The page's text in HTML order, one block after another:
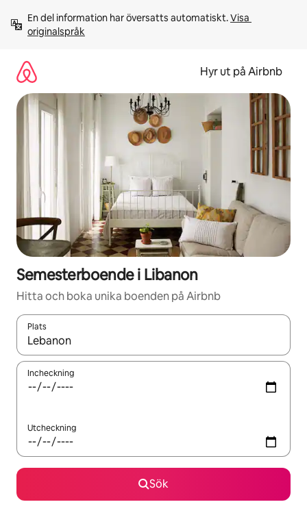
innehåll
En del information har översatts automatiskt. Visa
originalspråk
Hyr ut på Airbnb
Semesterboende i Libanon
Hitta och boka unika boenden på Airbnb
Plats
När resultaten är tillgängliga kan du navigera med upp- och
Incheckning
Utcheckning
Sök